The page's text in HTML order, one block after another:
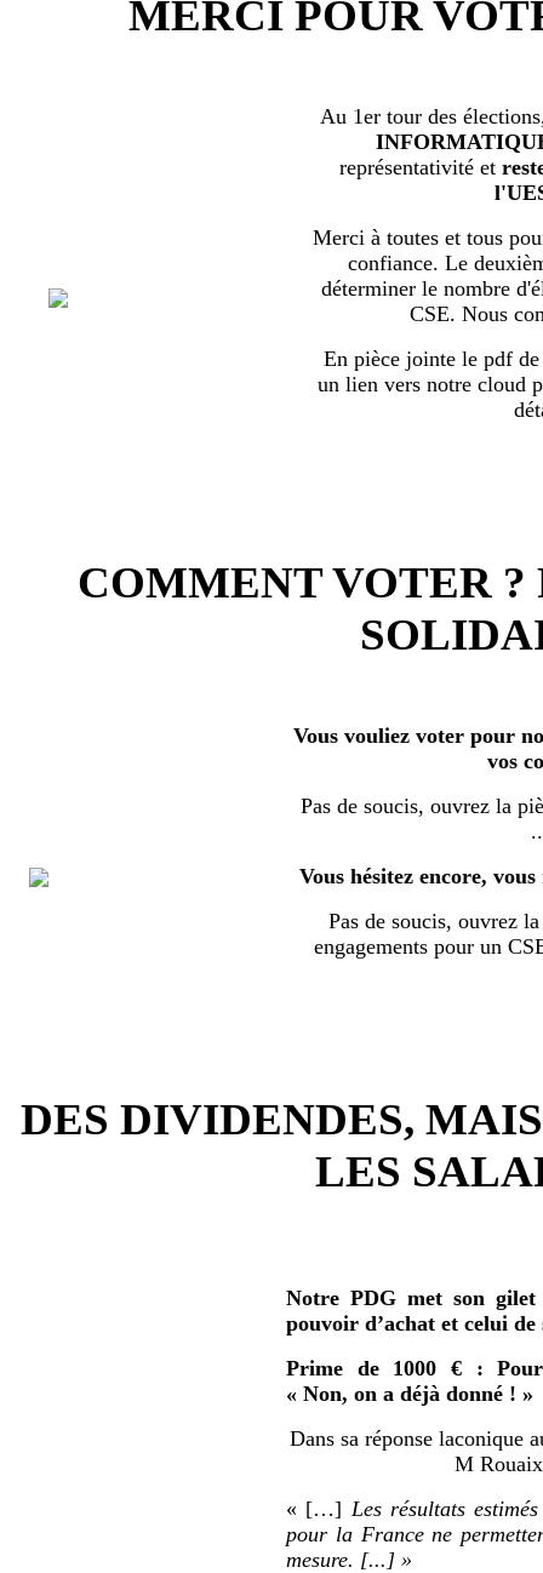
MERCI POUR
Au 1er tour des
représentativité et
Merci à toutes et tous
confiance. Le
déterminer le nombre
CSE. Nous
En pièce jointe le pdf de
un lien vers notre cloud
COMMENT VOTER ?
Vous vouliez voter pour
vos
Pas de soucis, ouvrez la
Vous hésitez encore,
Pas de soucis, ouvrez
engagements pour un
DES DIVIDENDES,
LES
Notre PDG met son
pouvoir d’achat et celui de
Prime de 1000 € :
« Non, on a déjà donné ! »
Dans sa réponse laconique
M
« […] Les résultats
pour la France ne
mesure. [...] »